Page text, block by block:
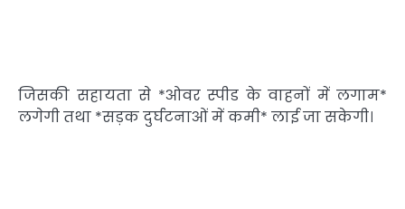
जिसकी सहायता से *ओवर स्पीड के वाहनों में लगाम*
लगेगी तथा *सड़क दुर्घटनाओं में कमी* लाई जा सकेगी।